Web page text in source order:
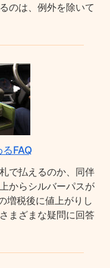
のは、例外を除いて
FAQ
で払えるのか、同伴
からシルバーパスが
増税後に値上がりし
まざまな疑問に回答